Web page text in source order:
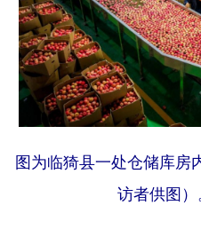
图为临猗县一处仓储库房
访者供图